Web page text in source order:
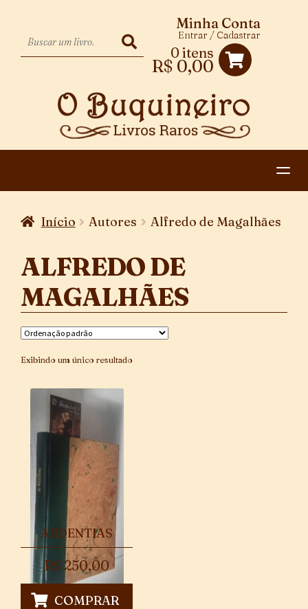
0 itens
R$ 0,00
Minha Conta
Entrar / Cadastrar
PAGAMENTO E ENTREGA
CONTATO
Início Autores Alfredo de Magalhães
ALFREDO DE
MAGALHÃES
Exibindo um único resultado
ARDENTIAS
R$ 250,00
COMPRAR